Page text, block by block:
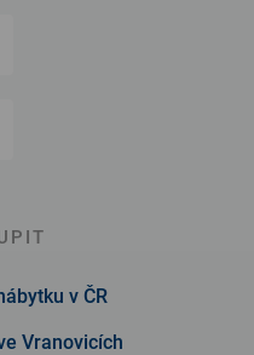
v ČR
Vranovicích